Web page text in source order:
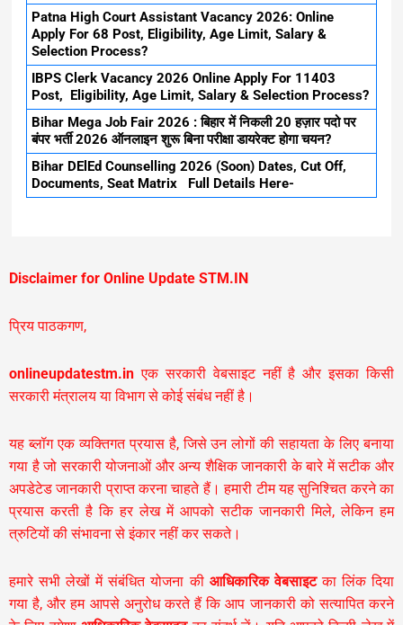
Patna High Court Assistant Vacancy 2026: Online
Apply For 68 Post, Eligibility, Age Limit, Salary &
Selection Process?
IBPS Clerk Vacancy 2026 Online Apply For 11403
Post, Eligibility, Age Limit, Salary & Selection Process?
Bihar Mega Job Fair 2026 : बिहार में निकली 20 हज़ार पदो पर
बंपर भर्ती 2026 ऑनलाइन शुरू बिना परीक्षा डायरेक्ट होगा चयन?
Bihar DElEd Counselling 2026 (Soon) Dates, Cut Off,
Documents, Seat Matrix Full Details Here-
Disclaimer for Online Update STM.IN
प्रिय पाठकगण,
onlineupdatestm.in एक सरकारी वेबसाइट नहीं है और इसका किसी
सरकारी मंत्रालय या विभाग से कोई संबंध नहीं है।
यह ब्लॉग एक व्यक्तिगत प्रयास है, जिसे उन लोगों की सहायता के लिए बनाया
गया है जो सरकारी योजनाओं और अन्य शैक्षिक जानकारी के बारे में सटीक और
अपडेटेड जानकारी प्राप्त करना चाहते हैं। हमारी टीम यह सुनिश्चित करने का
प्रयास करती है कि हर लेख में आपको सटीक जानकारी मिले, लेकिन हम
त्रुटियों की संभावना से इंकार नहीं कर सकते।
हमारे सभी लेखों में संबंधित योजना की आधिकारिक वेबसाइटका लिंक दिया
गया है, और हम आपसे अनुरोध करते हैं कि आप जानकारी को सत्यापित करने